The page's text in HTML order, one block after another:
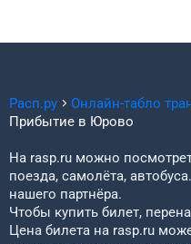
Расп.ру Онлайн-табло
Прибытие в Юрово
На rasp.ru можно
поезда, самолёта,
нашего партнёра.
Чтобы купить билет,
Цена билета на rasp.ru